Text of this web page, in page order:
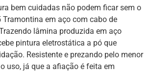
bem cuidadas não podem ficar sem o
Tramontina em aço com cabo de
lâmina produzida em aço
pintura eletrostática a pó que
Resistente e prezando pelo menor
uso, já que a afiação é feita em